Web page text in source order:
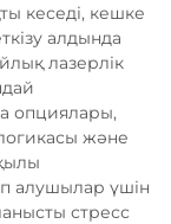
кеседі, кешке
алдында
лазерлік
опциялары,
және
алушылар үшін
стресс